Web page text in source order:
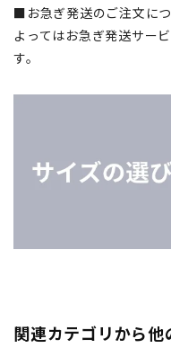
■お急ぎ発送のご注文に
よってはお急ぎ発送サー
す。
関連カテゴリから他